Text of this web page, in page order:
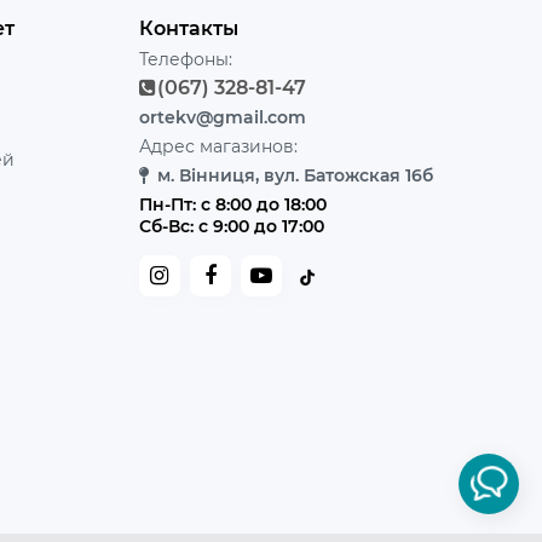
Контакты
Телефоны:
(067) 328-81-47
ortekv@gmail.com
Адрес магазинов:
м. Вінниця, вул. Батожская 16б
Пн-Пт: с 8:00 до 18:00
Сб-Вс: с 9:00 до 17:00